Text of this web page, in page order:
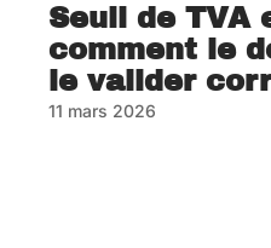
Seuil de TVA
comment le
le valider
11 mars 2026